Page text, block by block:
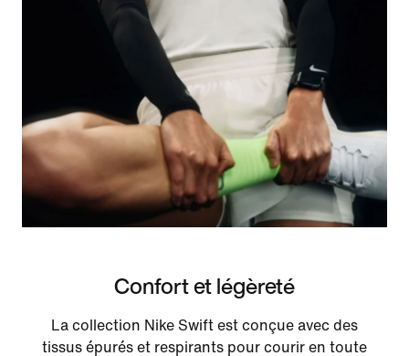
Confort et légèreté
La collection Nike Swift est conçue avec des
tissus épurés et respirants pour courir en toute